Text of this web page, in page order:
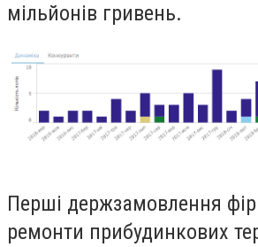
мільйонів гривень.
Перші держзамовлення
ремонти прибудинкових